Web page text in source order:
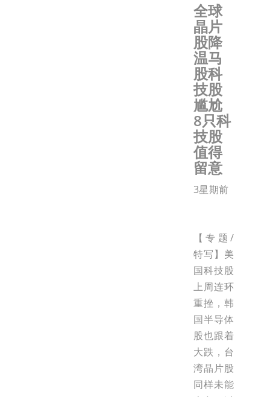
全球
晶片
股降
温马
股科
技股
尴尬
8只科
技股
值得
留意
3星期前
【专题/
特写】美
国科技股
上周连环
重挫，韩
国半导体
股也跟着
大跌，台
湾晶片股
同样未能